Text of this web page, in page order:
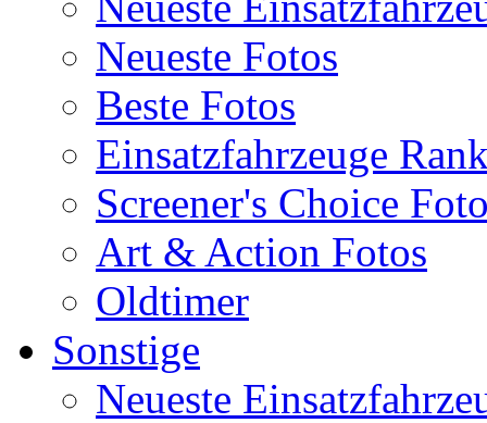
Neueste Fotos
Beste Fotos
Einsatzfahrzeuge
Screener's Choice
Art & Action Fotos
Oldtimer
Sonstige
Neueste